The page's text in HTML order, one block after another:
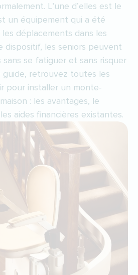
L’une d’elles est le
un équipement qui a été
déplacements dans les
dispositif, les seniors peuvent
se fatiguer et sans risquer
guide, retrouvez toutes les
pour installer un monte-
: les avantages, le
aides financières existantes.